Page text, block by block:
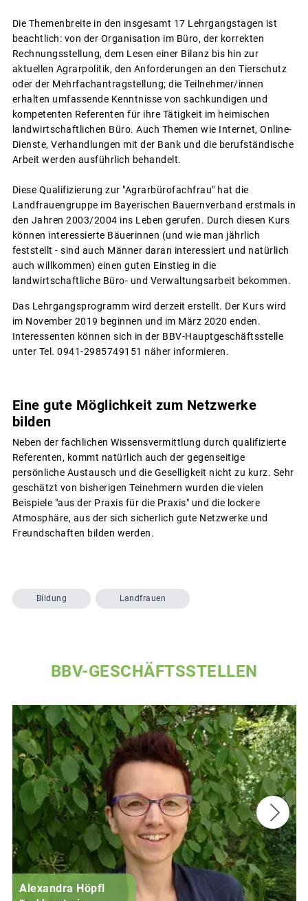
Die Themenbreite in den insgesamt 17 Lehrgangstagen ist
beachtlich: von der Organisation im Büro, der korrekten
Rechnungsstellung, dem Lesen einer Bilanz bis hin zur
aktuellen Agrarpolitik, den Anforderungen an den Tierschutz
oder der Mehrfachantragstellung; die Teilnehmer/innen
erhalten umfassende Kenntnisse von sachkundigen und
kompetenten Referenten für ihre Tätigkeit im heimischen
landwirtschaftlichen Büro. Auch Themen wie Internet, Online-
Dienste, Verhandlungen mit der Bank und die berufständische
Arbeit werden ausführlich behandelt.
Diese Qualifizierung zur "Agrarbürofachfrau" hat die
Landfrauengruppe im Bayerischen Bauernverband erstmals in
den Jahren 2003/2004 ins Leben gerufen. Durch diesen Kurs
können interessierte Bäuerinnen (und wie man jährlich
feststellt - sind auch Männer daran interessiert und natürlich
auch willkommen) einen guten Einstieg in die
landwirtschaftliche Büro- und Verwaltungsarbeit bekommen.
Das Lehrgangsprogramm wird derzeit erstellt. Der Kurs wird
im November 2019 beginnen und im März 2020 enden.
Interessenten können sich in der BBV-Hauptgeschäftsstelle
unter Tel. 0941-2985749151 näher informieren.
Eine gute Möglichkeit zum Netzwerke
bilden
Neben der fachlichen Wissensvermittlung durch qualifizierte
Referenten, kommt natürlich auch der gegenseitige
persönliche Austausch und die Geselligkeit nicht zu kurz. Sehr
geschätzt von bisherigen Teinehmern wurden die vielen
Beispiele "aus der Praxis für die Praxis" und die lockere
Atmosphäre, aus der sich sicherlich gute Netzwerke und
Freundschaften bilden werden.
Bildung Landfrauen
BBV-GESCHÄFTSSTELLEN
Alexandra Höpfl